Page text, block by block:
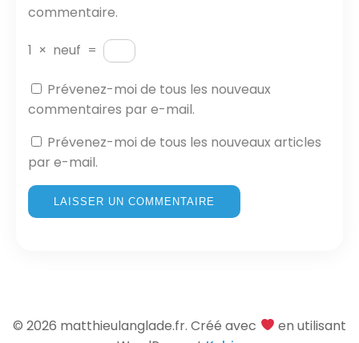
commentaire.
1 × neuf =
Prévenez-moi de tous les nouveaux
commentaires par e-mail.
Prévenez-moi de tous les nouveaux articles
par e-mail.
© 2026 matthieulanglade.fr. Créé avec
en utilisant